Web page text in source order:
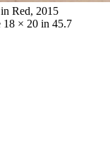
Red, 2015
18 × 20 in 45.7